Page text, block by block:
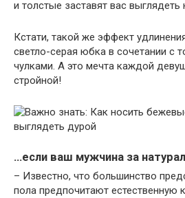
и толстые заставят вас выглядеть
Кстати, такой же эффект
светло-серая юбка в сочетании с
чулками. А это мечта каждой
стройной!
…если ваш мужчина за
– Известно, что большинство
пола предпочитают естественную